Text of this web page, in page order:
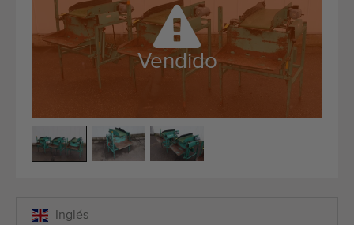
Equipos de calidad
Envíos a todo el mundo
Desde 1977
Vendido
Inglés